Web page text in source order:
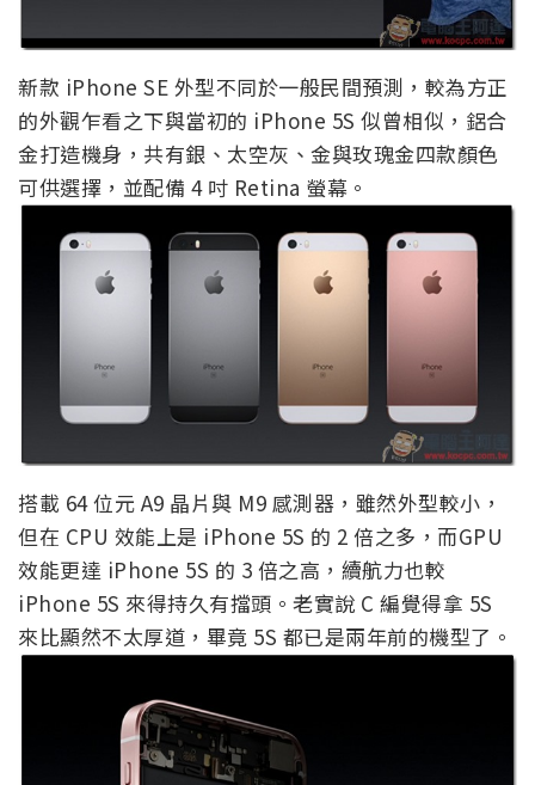
新款 iPhone SE 外型不同於一般民間預測，較為方正
的外觀乍看之下與當初的 iPhone 5S 似曾相似，鋁合
金打造機身，共有銀、太空灰、金與玫瑰金四款顏色
可供選擇，並配備 4 吋 Retina 螢幕。
搭載 64 位元 A9 晶片與 M9 感測器，雖然外型較小，
但在 CPU 效能上是 iPhone 5S 的 2 倍之多，而GPU
效能更達 iPhone 5S 的 3 倍之高，續航力也較
iPhone 5S 來得持久有擋頭。老實說 C 編覺得拿 5S
來比顯然不太厚道，畢竟 5S 都已是兩年前的機型了。